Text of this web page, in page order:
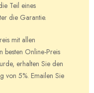
Teil eines
die Garantie.
mit allen
besten Online-Preis
erhalten Sie den
von 5%. Emailen Sie